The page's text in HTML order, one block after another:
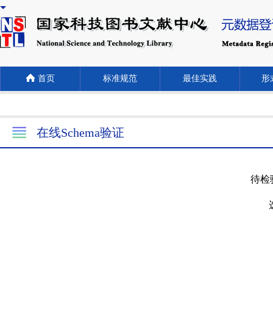
首页 标准规范 最佳实践 形
在线Schema验证
待检